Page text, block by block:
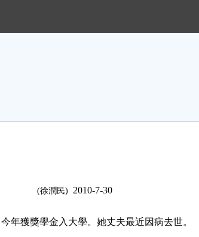
(徐潤民) 2010-7-30
年獲獎學金入大學。她丈夫最近因病去世。